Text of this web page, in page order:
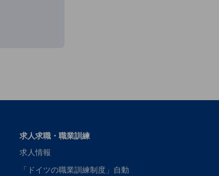
求人求職・職業訓練
求人情報
「ドイツの職業訓練制度」自動